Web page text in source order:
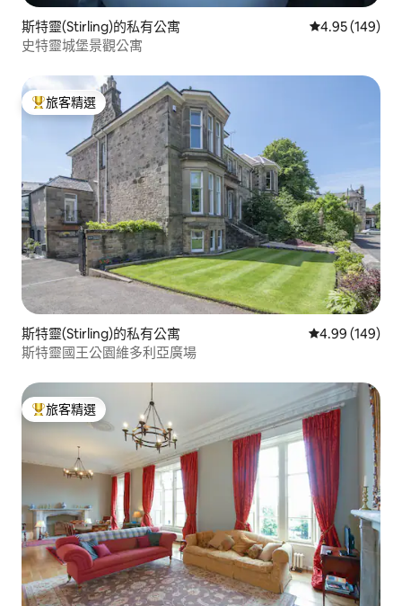
斯特靈(Stirling)的私有公寓 從 149 則評價
4.95 (149)
史特靈城堡景觀公寓
旅客精選榜首
旅客精選
斯特靈(Stirling)的私有公寓 從 149 則評價
4.99 (149)
斯特靈國王公園維多利亞廣場
旅客精選榜首
旅客精選